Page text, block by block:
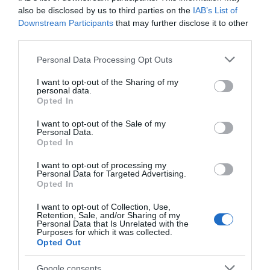
also be disclosed by us to third parties on the IAB’s List of
Downstream Participants that may further disclose it to other
Please note that this website/app uses one or more Google
not limited to your visit or usage behaviour. You may click to
grant or deny consent to Google and its third-party tags to
use your data for below specified purposes in below Google
consent section.
Personal Data Processing Opt Outs
I want to opt-out of the Sharing of my
personal data.
Opted In
I want to opt-out of the Sale of my
Personal Data.
Opted In
I want to opt-out of processing my
Personal Data for Targeted Advertising.
Opted In
I want to opt-out of Collection, Use,
Retention, Sale, and/or Sharing of my
Personal Data that Is Unrelated with the
Purposes for which it was collected.
Opted Out
Google consents
Mondraker
MONDRAKER DUNE R
7.999,00 € 4.499,44 €
Añadir Al Carrito
La MONDRAKER DUNE R cuenta
con un cuadro Stealth Air
Mondraker
MONDRAKER CRAFTY R
2024 ED2
La MONDRAKER CRAFTY R